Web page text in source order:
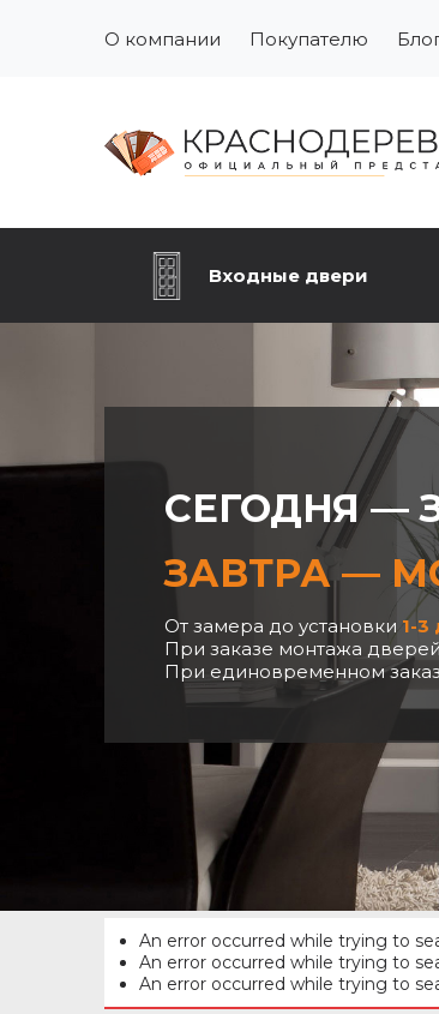
О компании Покупателю
Входные двери
СЕГОДНЯ —
ЗАВТРА —
От замера до установки 1-3
При заказе монтажа
При единовременном
Сообщение об
An error occurred while trying to
An error occurred while trying to
An error occurred while trying to